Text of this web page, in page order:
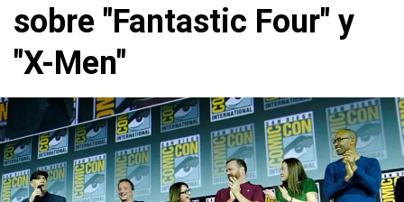
sobre "Fantastic Four" y
"X-Men"